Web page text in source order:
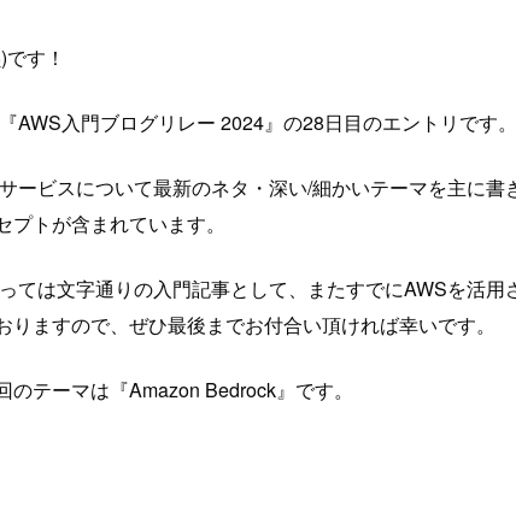
)です！
AWS入門ブログリレー 2024』の28日目のエントリです。
ービスについて最新のネタ・深い/細かいテーマを主に
トが含まれています。
ては文字通りの入門記事として、またすでにAWSを活
ますので、ぜひ最後までお付合い頂ければ幸いです。
テーマは『Amazon Bedrock』です。